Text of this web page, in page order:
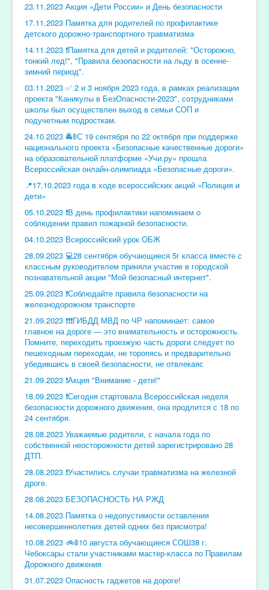
23.11.2023 Акция «Дети России» и День безопасности
17.11.2023 Памятка для родителей по профилактике
детского дорожно-транспортного травматизма
14.11.2023 ❗️Памятка для детей и родителей: "Осторожно,
тонкий лед!", "Правила безопасности на льду в осенне-
зимний период".
03.11.2023 ✅️ 2 и 3 ноября 2023 года, в рамках реализации
проекта "Каникулы в БезОпасности-2023", сотрудниками
школы был осуществлен выход в семьи СОП и
подучетным подросткам.
24.10.2023 🚔🚦С 19 сентября по 22 октября при поддержке
национального проекта «Безопасные качественные дороги»
на образовательной платформе «Учи.ру» прошла
Всероссийская онлайн-олимпиада «Безопасные дороги».
📍17.10.2023 года в ходе всероссийских акций «Полиция и
дети»
05.10.2023 ❗️В день профилактики напоминаем о
соблюдении правил пожарной безопасности.
04.10.2023 Всероссийский урок ОБЖ
28.09.2023 💻28 сентября обучающиеся 5г класса вместе с
классным руководителем приняли участие в городской
познавательной акции "Мой безопасный интернет".
25.09.2023 ❗️Соблюдайте правила безопасности на
железнодорожном транспорте
21.09.2023 ❗️❗️❗️ГИБДД МВД по ЧР напоминает: самое
главное на дороге — это внимательность и осторожность.
Помните, переходить проезжую часть дороги следует по
пешеходным переходам, не торопясь и предварительно
убедившись в своей безопасности, не отвлекаяс
21.09.2023 ❗️Акция "Внимание - дети!"
18.09.2023 ❗️Сегодня стартовала Всероссийская неделя
безопасности дорожного движения, она продлится с 18 по
24 сентября.
28.08.2023 Уважаемые родители, с начала года по
собственной неосторожности детей зарегистрировано 28
ДТП.
28.08.2023 ❗️Участились случаи травматизма на железной
дроге.
28.08.2023 БЕЗОПАСНОСТЬ НА РЖД
14.08.2023 Памятка о недопустимости оставления
несовершеннолетних детей одних без присмотра!
10.08.2023 🚲🚦10 августа обучающиеся СОШ38 г.
Чебоксары стали участниками мастер-класса по Правилам
Дорожного движения
31.07.2023 Опасность гаджетов на дороге!